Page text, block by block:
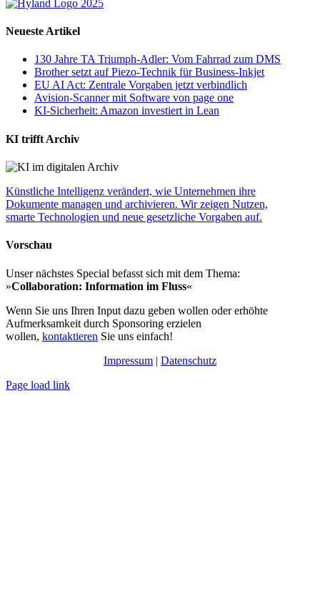
Neueste Artikel
130 Jahre TA Triumph-Adler: Vom Fahrrad zum DMS
Brother setzt auf Piezo-Technik für Business-Inkjet
EU AI Act: Zentrale Vorgaben jetzt verbindlich
Avision-Scanner mit Software von page one
KI-Sicherheit: Amazon investiert in Lean
KI trifft Archiv
Künstliche Intelligenz verändert, wie Unternehmen ihre
Dokumente managen und archivieren. Wir zeigen Nutzen,
smarte Technologien und neue gesetzliche Vorgaben auf.
Vorschau
Unser nächstes Special befasst sich mit dem Thema:
»Collaboration: Information im Fluss«
Wenn Sie uns Ihren Input dazu geben wollen oder erhöhte
Aufmerksamkeit durch Sponsoring erzielen
wollen, kontaktieren Sie uns einfach!
Impressum | Datenschutz
Page load link